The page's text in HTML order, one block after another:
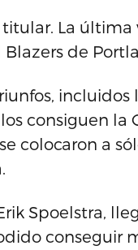
titular. La
de
consiguen
colocaron a
Spoelstra,
conseguir